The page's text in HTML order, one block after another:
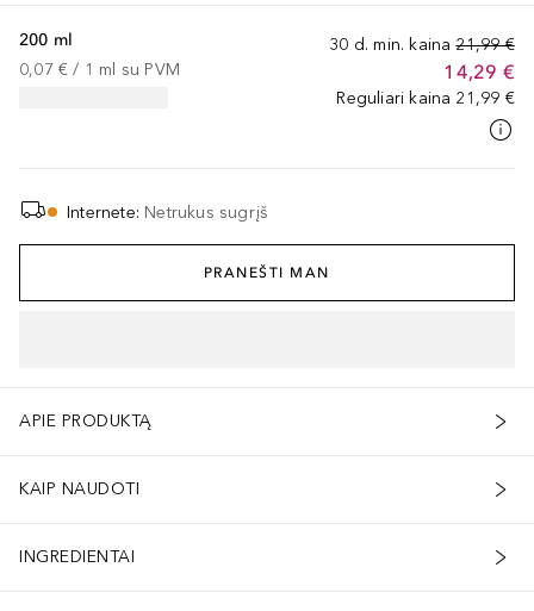
30 d. min. kaina 21,99 €
14,29 €
Reguliari kaina 21,99 €
200 ml
0,07 € / 1 ml su PVM
Internete: Netrukus sugrįš
PRANEŠTI MAN
APIE PRODUKTĄ
KAIP NAUDOTI
INGREDIENTAI